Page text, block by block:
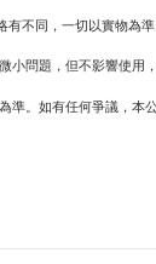
不同，一切以實物為準
小問題，但不影響使用
準。如有任何爭議，本